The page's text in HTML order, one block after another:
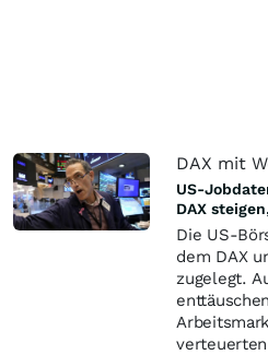
DAX mit
US-
DAX
Die US-
dem DAX
zugelegt.